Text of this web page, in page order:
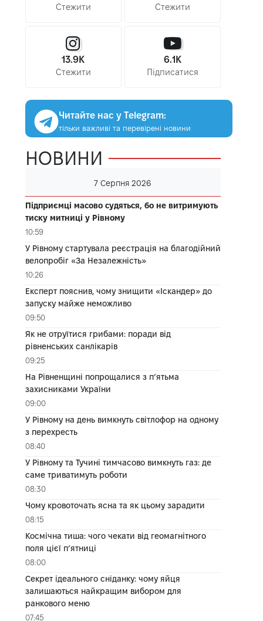
Стежити Стежити
13.9K
Стежити
6.1K
Підписатися
Читайте нас у Telegram:
тільки важливі та перевірені новини
НОВИНИ
7 Серпня 2026
Підприємці масово судяться, бо не витримують
тиску митниці у Рівному
10:59
У Рівному стартувала реєстрація на благодійний
велопробіг «За Незалежність»
10:26
Експерт пояснив, чому знищити «Іскандер» до
запуску майже неможливо
09:50
Як не отруїтися грибами: поради від
рівненських санлікарів
09:25
На Рівненщині попрощалися з п’ятьма
захисниками України
09:00
У Рівному на день вимкнуть світлофор на одному
з перехресть
08:40
У Рівному та Тучині тимчасово вимкнуть газ: де
саме триватимуть роботи
08:30
Чому кровоточать ясна та як цьому зарадити
08:15
Космічна тиша: чого чекати від геомагнітного
поля цієї п’ятниці
08:00
Секрет ідеального сніданку: чому яйця
залишаються найкращим вибором для
ранкового меню
07:45